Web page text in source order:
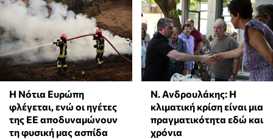
Η Νότια Ευρώπη
φλέγεται, ενώ οι ηγέτες
της ΕΕ αποδυναμώνουν
τη φυσική μας ασπίδα
Ν. Ανδρουλάκης: Η
κλιματική κρίση είναι μια
πραγματικότητα εδώ και
χρόνια